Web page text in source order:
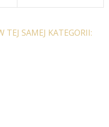
SAMEJ KATEGORII: